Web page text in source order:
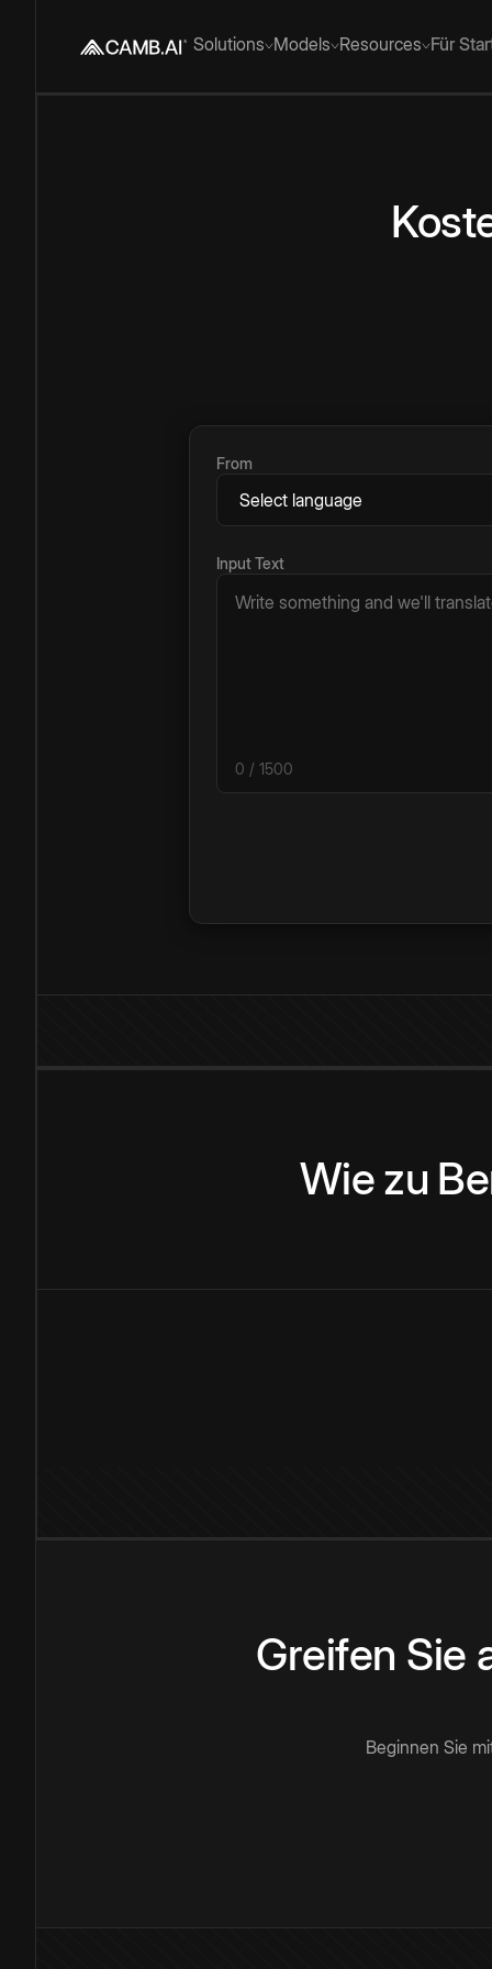
Solutions Models Resources Für
From
Input Text
0 / 1500
Wiezu
Greifen Sie
Beginnen Sie